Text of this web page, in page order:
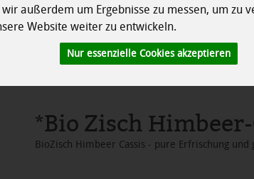
außerdem um Ergebnisse zu messen, um zu
Website weiter zu entwickeln.
Nur essenzielle Cookies akzeptieren
Speisekammer Ökokisten
*Bio Zisch Himbeer-
BioZisch Himbeer Cassis - pure Erfrischung und